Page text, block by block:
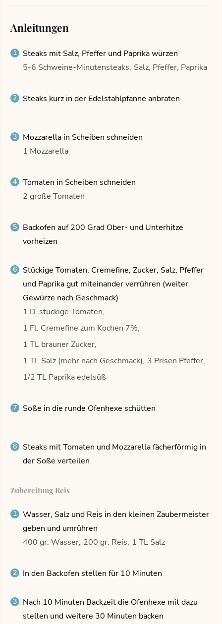
Anleitungen
Steaks mit Salz, Pfeffer und Paprika würzen
5-6 Schweine-Minutensteaks, Salz, Pfeffer, Paprika
Steaks kurz in der Edelstahlpfanne anbraten
Mozzarella in Scheiben schneiden
1 Mozzarella
Tomaten in Scheiben schneiden
2 große Tomaten
Backofen auf 200 Grad Ober- und Unterhitze
vorheizen
Stückige Tomaten, Cremefine, Zucker, Salz, Pfeffer
und Paprika gut miteinander verrühren (weiter
Gewürze nach Geschmack)
1 D. stückige Tomaten,
1 Fl. Cremefine zum Kochen 7%,
1 TL brauner Zucker,
1 TL Salz (mehr nach Geschmack), 3 Prisen Pfeffer,
1/2 TL Paprika edelsüß
Soße in die runde Ofenhexe schütten
Steaks mit Tomaten und Mozzarella fächerförmig in
der Soße verteilen
Zubereitung Reis
Wasser, Salz und Reis in den kleinen Zaubermeister
geben und umrühren
400 gr. Wasser, 200 gr. Reis, 1 TL Salz
In den Backofen stellen für 10 Minuten
Nach 10 Minuten Backzeit die Ofenhexe mit dazu
stellen und weitere 30 Minuten backen